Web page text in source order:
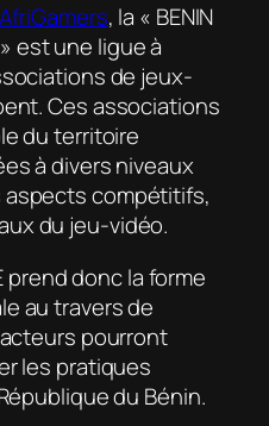
AfriGamers, la « BENIN
» est une ligue à
de jeux-
Ces associations
du territoire
à divers niveaux
compétitifs,
du jeu-vidéo.
prend donc la forme
au travers de
pourront
les pratiques
du Bénin.